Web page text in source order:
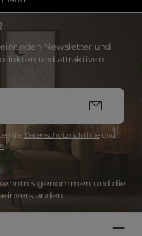
Newsletter und
und attraktiven
die Datenschutzrichtlinieund
genommen und die